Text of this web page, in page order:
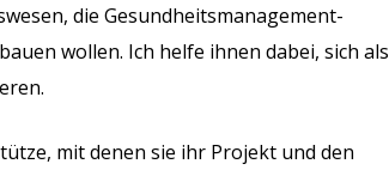
die Gesundheitsmanagement-
wollen. Ich helfe ihnen dabei, sich als
mit denen sie ihr Projekt und den